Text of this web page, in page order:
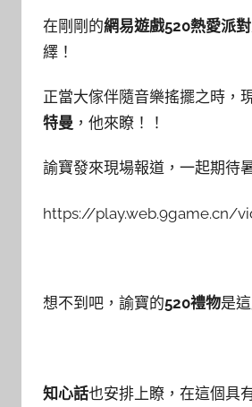
在剛剛的網易遊戲520熱愛派對
繹！
正當大傢伴隨音樂搖擺之時
特曼 ，他來瞭！！
諭寶發來現場報道，一起期待
https://play.web.9game.cn/
想不到吧，諭寶的520禮物是
知心話也安排上瞭，在這個具